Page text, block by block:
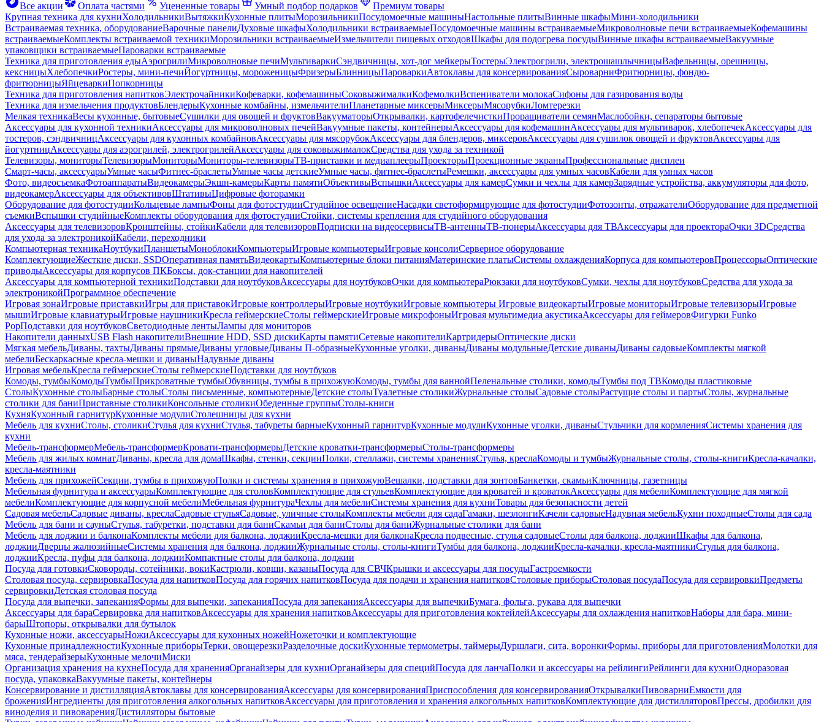
Все акции
Оплата частями Уцененные товары Умный подбор подарков
Премиум товары
Крупная техника для кухниХолодильникиВытяжкиКухонные плитыМорозильникиПосудомоечные машиныНастольные плитыВинные шкафыМини-холодильники
Встраиваемая техника, оборудованиеВарочные панелиДуховые шкафыХолодильники встраиваемыеПосудомоечные машины встраиваемыеМикроволновые печи встраиваемыеКофемашины
встраиваемыеКомплекты встраиваемой техникиМорозильники встраиваемыеИзмельчители пищевых отходовШкафы для подогрева посудыВинные шкафы встраиваемыеВакуумные
упаковщики встраиваемыеПароварки встраиваемые
Техника для приготовления едыАэрогрилиМикроволновые печиМультиваркиСэндвичницы, хот-дог мейкерыТостерыЭлектрогрили, электрошашлычницыВафельницы, орешницы,
кексницыХлебопечкиРостеры, мини-печиЙогуртницы, мороженицыФризерыБлинницыПароваркиАвтоклавы для консервированияСыроварниФритюрницы, фондю-
фритюрницыЯйцеваркиПопкорницы
Техника для приготовления напитковЭлектрочайникиКофеварки, кофемашиныСоковыжималкиКофемолкиВспениватели молокаСифоны для газирования воды
Техника для измельчения продуктовБлендерыКухонные комбайны, измельчителиПланетарные миксерыМиксерыМясорубкиЛомтерезки
Мелкая техникаВесы кухонные, бытовыеСушилки для овощей и фруктовВакууматорыОткрывалки, картофелечисткиПроращиватели семянМаслобойки, сепараторы бытовые
Аксессуары для кухонной техникиАксессуары для микроволновых печейВакуумные пакеты, контейнерыАксессуары для кофемашинАксессуары для мультиварок, хлебопечекАксессуары для
тостеров, сэндвичницАксессуары для кухонных комбайновАксессуары для мясорубокАксессуары для блендеров, миксеровАксессуары для сушилок овощей и фруктовАксессуары для
йогуртницАксессуары для аэрогрилей, электрогрилейАксессуары для соковыжималокСредства для ухода за техникой
Телевизоры, мониторыТелевизорыМониторыМониторы-телевизорыТВ-приставки и медиаплеерыПроекторыПроекционные экраныПрофессиональные дисплеи
Смарт-часы, аксессуарыУмные часыФитнес-браслетыУмные часы детскиеУмные часы, фитнес-браслетыРемешки, аксессуары для умных часовКабели для умных часов
Фото, видеосъемкаФотоаппаратыВидеокамерыЭкшн-камерыКарты памятиОбъективыВспышкиАксессуары для камерСумки и чехлы для камерЗарядные устройства, аккумуляторы для фото,
видеокамерАксессуары для объективовШтативыЦифровые фоторамки
Оборудование для фотостудииКольцевые лампыФоны для фотостудииСтудийное освещениеНасадки светоформирующие для фотостудииФотозонты, отражателиОборудование для предметной
съемкиВспышки студийныеКомплекты оборудования для фотостудииСтойки, системы крепления для студийного оборудования
Аксессуары для телевизоровКронштейны, стойкиКабели для телевизоровПодписки на видеосервисыТВ-антенныТВ-тюнерыАксессуары для ТВАксессуары для проектораОчки 3DСредства
для ухода за электроникойКабели, переходники
Компьютерная техникаНоутбукиПланшетыМоноблокиКомпьютерыИгровые компьютерыИгровые консолиСерверное оборудование
КомплектующиеЖесткие диски, SSDОперативная памятьВидеокартыКомпьютерные блоки питанияМатеринские платыСистемы охлажденияКорпуса для компьютеровПроцессорыОптические
приводыАксессуары для корпусов ПКБоксы, док-станции для накопителей
Аксессуары для компьютерной техникиПодставки для ноутбуковАксессуары для ноутбуковОчки для компьютераРюкзаки для ноутбуковСумки, чехлы для ноутбуковСредства для ухода за
электроникойПрограммное обеспечение
Игровая зонаИгровые приставкиИгры для приставокИгровые контроллерыИгровые ноутбукиИгровые компьютеры Игровые видеокартыИгровые мониторыИгровые телевизорыИгровые
мышиИгровые клавиатурыИгровые наушникиКресла геймерскиеСтолы геймерскиеИгровые микрофоныИгровая мультимедиа акустикаАксессуары для геймеровФигурки Funko
PopПодставки для ноутбуковСветодиодные лентыЛампы для мониторов
Накопители данныхUSB Flash накопителиВнешние HDD, SSD дискиКарты памятиСетевые накопителиКартридерыОптические диски
Мягкая мебельДиваны, тахтыДиваны прямыеДиваны угловыеДиваны П-образныеКухонные уголки, диваныДиваны модульныеДетские диваныДиваны садовыеКомплекты мягкой
мебелиБескаркасные кресла-мешки и диваныНадувные диваны
Игровая мебельКресла геймерскиеСтолы геймерскиеПодставки для ноутбуков
Комоды, тумбыКомодыТумбыПрикроватные тумбыОбувницы, тумбы в прихожуюКомоды, тумбы для ваннойПеленальные столики, комодыТумбы под ТВКомоды пластиковые
СтолыКухонные столыБарные столыСтолы письменные, компьютерныеДетские столыТуалетные столикиЖурнальные столыСадовые столыРастущие столы и партыСтолы, журнальные
столики для баниПриставные столикиКонсольные столикиОбеденные группыСтолы-книги
КухняКухонный гарнитурКухонные модулиСтолешницы для кухни
Мебель для кухниСтолы, столикиСтулья для кухниСтулья, табуреты барныеКухонный гарнитурКухонные модулиКухонные уголки, диваныСтульчики для кормленияСистемы хранения для
кухни
Мебель-трансформерМебель-трансформерКровати-трансформерыДетские кроватки-трансформерыСтолы-трансформеры
Мебель для жилых комнатДиваны, кресла для домаШкафы, стенки, секцииПолки, стеллажи, системы храненияСтулья, креслаКомоды и тумбыЖурнальные столы, столы-книгиКресла-качалки,
кресла-маятники
Мебель для прихожейСекции, тумбы в прихожуюПолки и системы хранения в прихожуюВешалки, подставки для зонтовБанкетки, скамьиКлючницы, газетницы
Мебельная фурнитура и аксессуарыКомплектующие для столовКомплектующие для стульевКомплектующие для кроватей и кроватокАксессуары для мебелиКомплектующие для мягкой
мебелиКомплектующие для корпусной мебелиМебельная фурнитураЧехлы для мебелиСистемы хранения для кухниТовары для безопасности детей
Садовая мебельСадовые диваны, креслаСадовые стульяСадовые, уличные столыКомплекты мебели для садаГамаки, шезлонгиКачели садовыеНадувная мебельКухни походныеСтолы для сада
Мебель для бани и сауныСтулья, табуретки, подставки для баниСкамьи для баниСтолы для баниЖурнальные столики для бани
Мебель для лоджии и балконаКомплекты мебели для балкона, лоджииКресла-мешки для балконаКресла подвесные, стулья садовыеСтолы для балкона, лоджииШкафы для балкона,
лоджииДверцы жалюзийныеСистемы хранения для балкона, лоджииЖурнальные столы, столы-книгиТумбы для балкона, лоджииКресла-качалки, кресла-маятникиСтулья для балкона,
лоджииКресла, пуфы для балкона, лоджииКомпактные столы для балкона, лоджии
Посуда для готовкиСковороды, сотейники, вокиКастрюли, ковши, казаныПосуда для СВЧКрышки и аксессуары для посудыГастроемкости
Столовая посуда, сервировкаПосуда для напитковПосуда для горячих напитковПосуда для подачи и хранения напитковСтоловые приборыСтоловая посудаПосуда для сервировкиПредметы
сервировкиДетская столовая посуда
Посуда для выпечки, запеканияФормы для выпечки, запеканияПосуда для запеканияАксессуары для выпечкиБумага, фольга, рукава для выпечки
Аксессуары для бараСервировка для напитковАксессуары для хранения напитковАксессуары для приготовления коктейлейАксессуары для охлаждения напитковНаборы для бара, мини-
барыШтопоры, открывалки для бутылок
Кухонные ножи, аксессуарыНожиАксессуары для кухонных ножейНожеточки и комплектующие
Кухонные принадлежностиКухонные приборыТерки, овощерезкиРазделочные доскиКухонные термометры, таймерыДуршлаги, сита, воронкиФормы, приборы для приготовленияМолотки для
мяса, тендерайзерыКухонные мелочиМиски
Организация хранения на кухнеПосуда для храненияОрганайзеры для кухниОрганайзеры для специйПосуда для ланчаПолки и аксессуары на рейлингиРейлинги для кухниОдноразовая
посуда, упаковкаВакуумные пакеты, контейнеры
Консервирование и дистилляцияАвтоклавы для консервированияАксессуары для консервированияПриспособления для консервированияОткрывалкиПивоварниЕмкости для
броженияИнгредиенты для приготовления алкогольных напитковАксессуары для приготовления и хранения алкогольных напитковКомплектующие для дистилляторовПрессы, дробилки для
виноделия и пивоваренияДистилляторы бытовые